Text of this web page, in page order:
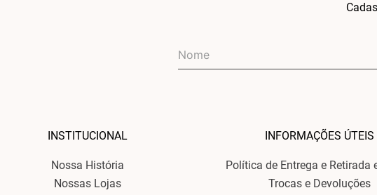
INSTITUCIONAL
Nossa História
Nossas Lojas
INFORMAÇÕES ÚTEIS
Política de Entrega e Retirada
Trocas e Devoluções